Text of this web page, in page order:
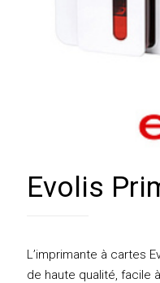
Evolis
L’imprimante à cartes
de haute qualité, facile